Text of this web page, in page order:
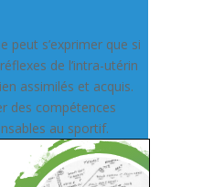
peut s’exprimer que si
de l’intra-utérin
assimilés et acquis.
des compétences
au sportif.